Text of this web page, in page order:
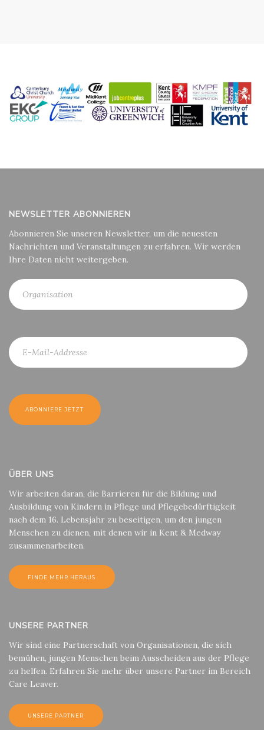
NEWSLETTER ABONNIEREN
Abonnieren Sie unseren Newsletter, um die neuesten
Nachrichten und Veranstaltungen zu erfahren. Wir werden
Ihre Daten nicht weitergeben.
ÜBER UNS
Wir arbeiten daran, die Barrieren für die Bildung und
Ausbildung von Kindern in Pflege und Pflegebedürftigkeit
nach dem 16. Lebensjahr zu beseitigen, um den jungen
Menschen zu dienen, mit denen wir in Kent & Medway
zusammenarbeiten.
FINDE MEHR HERAUS
UNSERE PARTNER
Wir sind eine Partnerschaft von Organisationen, die sich
bemühen, jungen Menschen beim Ausscheiden aus der Pflege
zu helfen. Erfahren Sie mehr über unsere Partner im Bereich
Care Leaver.
UNSERE PARTNER